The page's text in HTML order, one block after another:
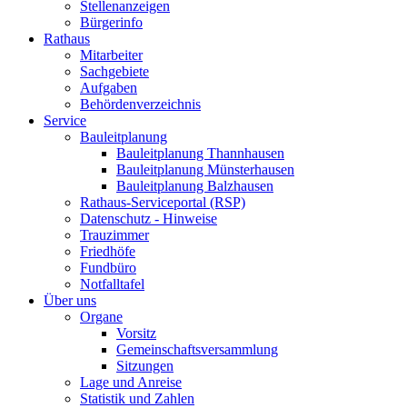
Stellenanzeigen
Bürgerinfo
Rathaus
Mitarbeiter
Sachgebiete
Aufgaben
Behördenverzeichnis
Service
Bauleitplanung
Bauleitplanung Thannhausen
Bauleitplanung Münsterhausen
Bauleitplanung Balzhausen
Rathaus-Serviceportal (RSP)
Datenschutz - Hinweise
Trauzimmer
Friedhöfe
Fundbüro
Notfalltafel
Über uns
Organe
Vorsitz
Gemeinschaftsversammlung
Sitzungen
Lage und Anreise
Statistik und Zahlen